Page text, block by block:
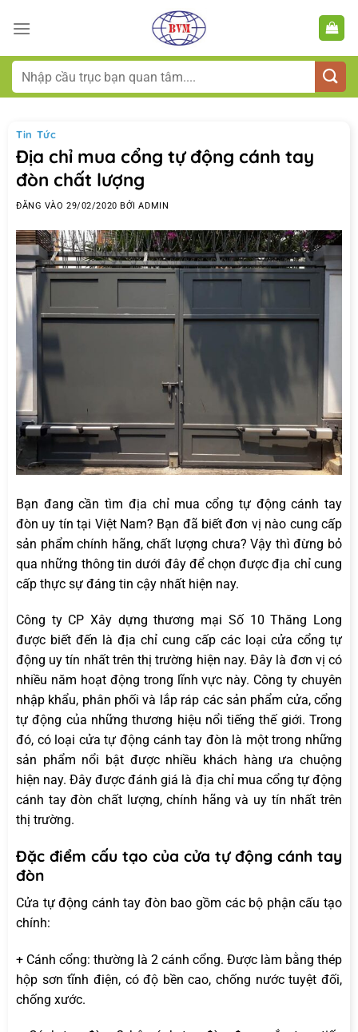
qua
dungTìm
kiếm:
Tin Tức
Địa chỉ mua cổng tự động cánh tay
đòn chất lượng
ĐĂNG VÀO29/02/2020 BỞIADMIN
Bạn đang cần tìm địa chỉ mua cổng tự động cánh tay
đòn uy tín tại Việt Nam? Bạn đã biết đơn vị nào cung cấp
sản phẩm chính hãng, chất lượng chưa? Vậy thì đừng bỏ
qua những thông tin dưới đây để chọn được địa chỉ cung
cấp thực sự đáng tin cậy nhất hiện nay.
Công ty CP Xây dựng thương mại Số 10 Thăng Long
được biết đến là địa chỉ cung cấp các loại cửa cổng tự
động uy tín nhất trên thị trường hiện nay. Đây là đơn vị có
nhiều năm hoạt động trong lĩnh vực này. Công ty chuyên
nhập khẩu, phân phối và lắp ráp các sản phẩm cửa, cổng
tự động của những thương hiệu nổi tiếng thế giới. Trong
đó, có loại cửa tự động cánh tay đòn là một trong những
sản phẩm nổi bật được nhiều khách hàng ưa chuộng
hiện nay. Đây được đánh giá là địa chỉ mua cổng tự động
cánh tay đòn chất lượng, chính hãng và uy tín nhất trên
thị trường.
Đặc điểm cấu tạo của cửa tự động cánh tay
đòn
Cửa tự động cánh tay đòn bao gồm các bộ phận cấu tạo
chính:
+ Cánh cổng: thường là 2 cánh cổng. Được làm bằng thép
hộp sơn tĩnh điện, có độ bền cao, chống nước tuyệt đối,
chống xước.